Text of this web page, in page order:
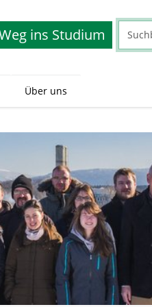
ins Studium
Über uns